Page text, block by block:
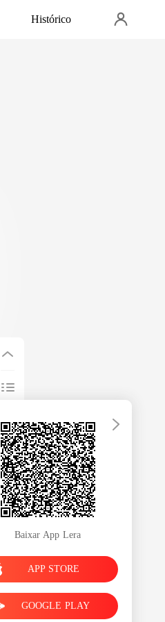
Histórico
Baixar App Lera
APP STORE
GOOGLE PLAY